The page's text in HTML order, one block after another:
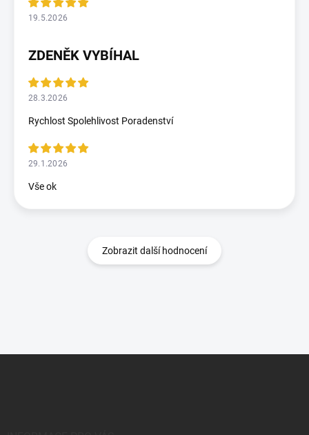
19.5.2026
ZDENĚK VYBÍHAL
28.3.2026
Rychlost Spolehlivost Poradenství
29.1.2026
Vše ok
Zobrazit další hodnocení